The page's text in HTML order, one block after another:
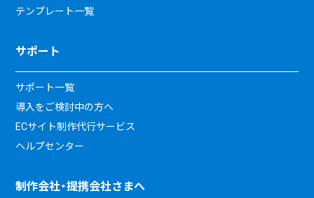
テンプレート一覧
サポート
サポート一覧
導入をご検討中の方へ
ECサイト制作代行サービス
ヘルプセンター
制作会社・提携会社さまへ